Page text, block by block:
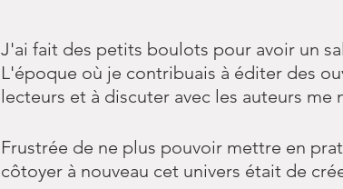
J'ai fait des petits boulots pour avoir un
L'époque où je contribuais à éditer des
lecteurs et à discuter avec les auteurs me
Frustrée de ne plus pouvoir mettre en
côtoyer à nouveau cet univers était de